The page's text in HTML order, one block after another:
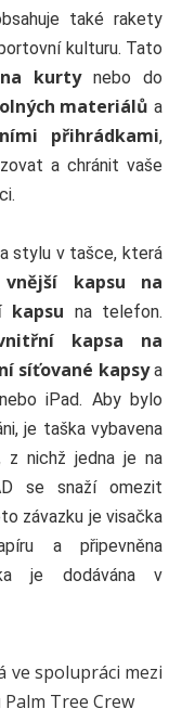
také rakety
kulturu. Tato
kurtynebo do
materiálů a
přihrádkami,
a chránit vaše
stylu v tašce, která
kapsu na
kapsu na telefon.
kapsa na
síťované kapsya
nebo iPad. Aby bylo
je taška vybavena
z nichž jedna je na
se snaží omezit
závazku je visačka
a připevněna
je dodávána v
ve spolupráci mezi
Tree Crew